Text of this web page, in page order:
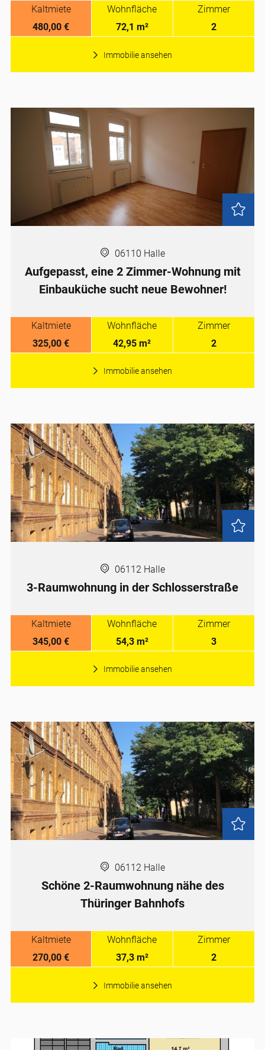
Kaltmiete
480,00 €
Wohnfläche
72,1 m²
Zimmer
2
Immobilie ansehen
06110 Halle
Aufgepasst, eine 2 Zimmer-Wohnung mit
Einbauküche sucht neue Bewohner!
Kaltmiete
325,00 €
Wohnfläche
42,95 m²
Zimmer
2
Immobilie ansehen
06112 Halle
3-Raumwohnung in der Schlosserstraße
Kaltmiete
345,00 €
Wohnfläche
54,3 m²
Zimmer
3
Immobilie ansehen
06112 Halle
Schöne 2-Raumwohnung nähe des
Thüringer Bahnhofs
Kaltmiete
270,00 €
Wohnfläche
37,3 m²
Zimmer
2
Immobilie ansehen